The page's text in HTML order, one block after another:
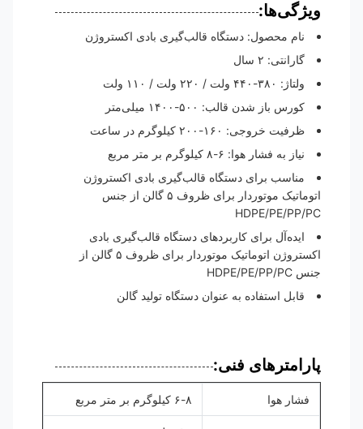
ویژگی‌ها:
نام محصول: دستگاه قالب‌گیری بادی اکستروژن
گارانتی: ۲ سال
ولتاژ: ۳۸۰-۴۴۰ ولت / ۲۲۰ ولت / ۱۱۰ ولت
کورس باز شدن قالب: ۵۰۰-۱۴۰۰ میلی‌متر
ظرفیت خروجی: ۱۶۰-۲۰۰ کیلوگرم در ساعت
نیاز به فشار هوا: ۶-۸ کیلوگرم بر متر مربع
مناسب برای دستگاه قالب‌گیری بادی اکستروژن
اتوماتیک موتوردار برای ظروف ۵ گالن از جنس
HDPE/PE/PP/PC
ایده‌آل برای کاربردهای دستگاه قالب‌گیری بادی
اکستروژن اتوماتیک موتوردار برای ظروف ۵ گالن از
جنس HDPE/PE/PP/PC
قابل استفاده به عنوان دستگاه تولید گالن
پارامترهای فنی:
فشار هوا